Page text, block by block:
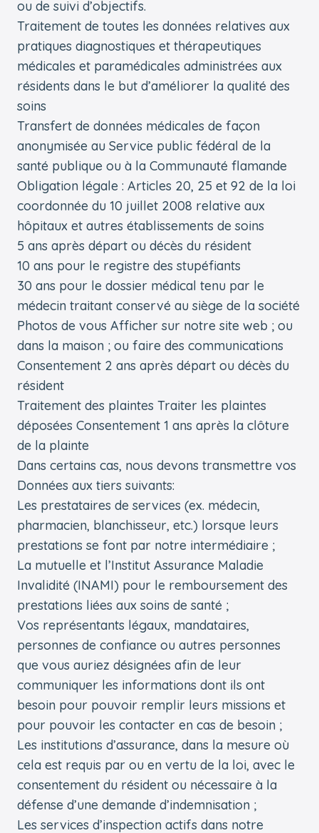
ou de suivi d’objectifs.
Traitement de toutes les données relatives aux
pratiques diagnostiques et thérapeutiques
médicales et paramédicales administrées aux
résidents dans le but d’améliorer la qualité des
soins
Transfert de données médicales de façon
anonymisée au Service public fédéral de la
santé publique ou à la Communauté flamande
Obligation légale : Articles 20, 25 et 92 de la loi
coordonnée du 10 juillet 2008 relative aux
hôpitaux et autres établissements de soins
5 ans après départ ou décès du résident
10 ans pour le registre des stupéfiants
30 ans pour le dossier médical tenu par le
médecin traitant conservé au siège de la société
Photos de vous Afficher sur notre site web ; ou
dans la maison ; ou faire des communications
Consentement 2 ans après départ ou décès du
résident
Traitement des plaintes Traiter les plaintes
déposées Consentement 1 ans après la clôture
de la plainte
Dans certains cas, nous devons transmettre vos
Données aux tiers suivants:
Les prestataires de services (ex. médecin,
pharmacien, blanchisseur, etc.) lorsque leurs
prestations se font par notre intermédiaire ;
La mutuelle et l’Institut Assurance Maladie
Invalidité (INAMI) pour le remboursement des
prestations liées aux soins de santé ;
Vos représentants légaux, mandataires,
personnes de confiance ou autres personnes
que vous auriez désignées afin de leur
communiquer les informations dont ils ont
besoin pour pouvoir remplir leurs missions et
pour pouvoir les contacter en cas de besoin ;
Les institutions d’assurance, dans la mesure où
cela est requis par ou en vertu de la loi, avec le
consentement du résident ou nécessaire à la
défense d’une demande d’indemnisation ;
Les services d’inspection actifs dans notre